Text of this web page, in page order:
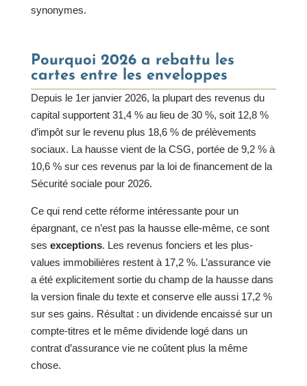
synonymes.
Pourquoi 2026 a rebattu les
cartes entre les enveloppes
Depuis le 1er janvier 2026, la plupart des revenus du
capital supportent 31,4 % au lieu de 30 %, soit 12,8 %
d’impôt sur le revenu plus 18,6 % de prélèvements
sociaux. La hausse vient de la CSG, portée de 9,2 % à
10,6 % sur ces revenus par la loi de financement de la
Sécurité sociale pour 2026.
Ce qui rend cette réforme intéressante pour un
épargnant, ce n’est pas la hausse elle-même, ce sont
ses exceptions. Les revenus fonciers et les plus-
values immobilières restent à 17,2 %. L’assurance vie
a été explicitement sortie du champ de la hausse dans
la version finale du texte et conserve elle aussi 17,2 %
sur ses gains. Résultat : un dividende encaissé sur un
compte-titres et le même dividende logé dans un
contrat d’assurance vie ne coûtent plus la même
chose.